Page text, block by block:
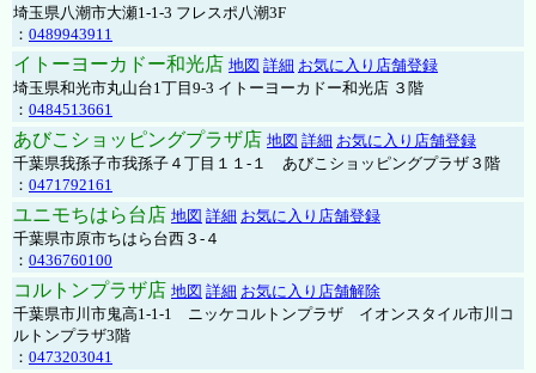
埼玉県八潮市大瀬1-1-3 フレスポ八潮3F
： 0489943911
イトーヨーカドー和光店 地図 詳細 お気に入り店舗登録
埼玉県和光市丸山台1丁目9-3 イトーヨーカドー和光店 ３階
： 0484513661
あびこショッピングプラザ店 地図 詳細 お気に入り店舗登録
千葉県我孫子市我孫子４丁目１１-１ あびこショッピングプラザ３階
： 0471792161
ユニモちはら台店 地図 詳細 お気に入り店舗登録
千葉県市原市ちはら台西３-４
： 0436760100
コルトンプラザ店 地図 詳細 お気に入り店舗解除
千葉県市川市鬼高1-1-1 ニッケコルトンプラザ イオンスタイル市川コ
ルトンプラザ3階
： 0473203041